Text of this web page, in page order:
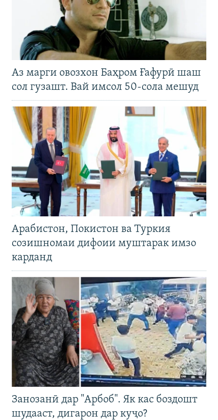
Аз марги овозхон Баҳром Ғафурӣ шаш
сол гузашт. Вай имсол 50-сола мешуд
Арабистон, Покистон ва Туркия
созишномаи дифоии муштарак имзо
карданд
Занозанӣ дар "Арбоб". Як кас боздошт
шудааст, дигарон дар куҷо?